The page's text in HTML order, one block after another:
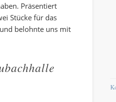
Präsentiert
Stücke für das
belohnte uns mit